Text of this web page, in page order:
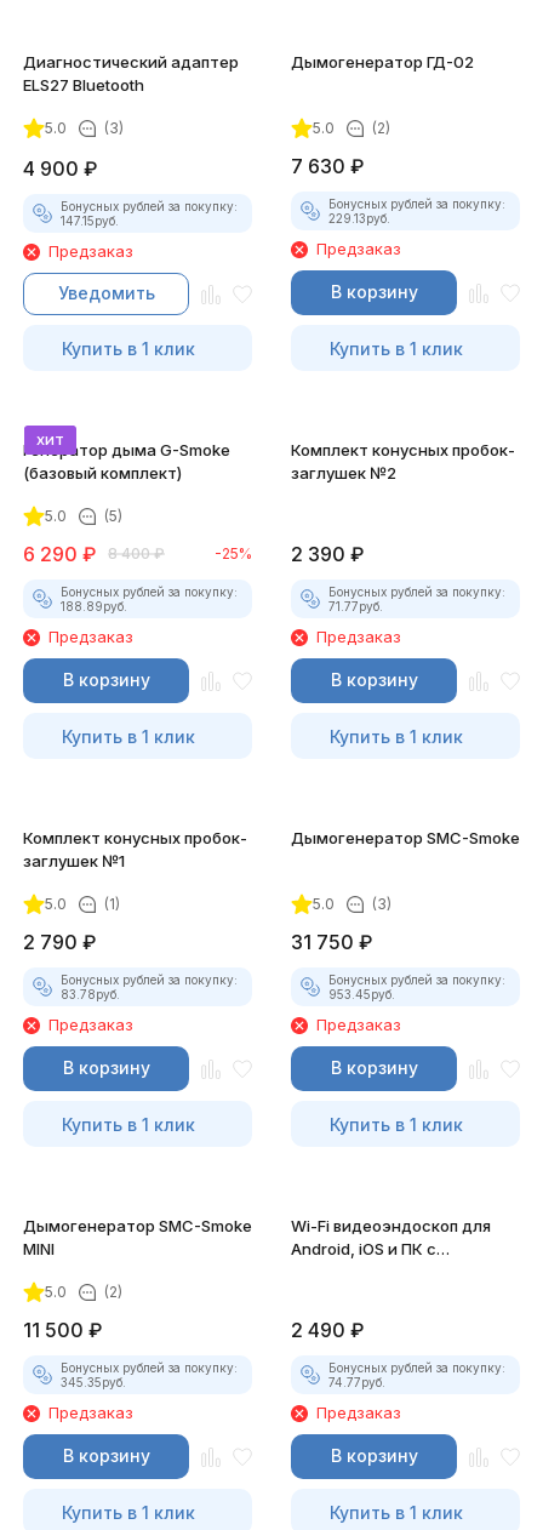
Диагностический адаптер
ELS27 Bluetooth
5.0 (3)
4 900 ₽
Бонусных рублей за покупку:
147.15руб.
Предзаказ
Уведомить
Купить в 1 клик
Дымогенератор ГД-02
5.0 (2)
7 630 ₽
Бонусных рублей за покупку:
229.13руб.
Предзаказ
В корзину
Купить в 1 клик
хит
Генератор дыма G-Smoke
(базовый комплект)
5.0 (5)
6 290 ₽ 8 400 ₽ -25%
Бонусных рублей за покупку:
188.89руб.
Предзаказ
В корзину
Купить в 1 клик
Комплект конусных пробок-
заглушек №2
2 390 ₽
Бонусных рублей за покупку:
71.77руб.
Предзаказ
В корзину
Купить в 1 клик
Комплект конусных пробок-
заглушек №1
5.0 (1)
2 790 ₽
Бонусных рублей за покупку:
83.78руб.
Предзаказ
В корзину
Купить в 1 клик
Дымогенератор SMC-Smoke
5.0 (3)
31 750 ₽
Бонусных рублей за покупку:
953.45руб.
Предзаказ
В корзину
Купить в 1 клик
Дымогенератор SMC-Smoke
MINI
5.0 (2)
11 500 ₽
Бонусных рублей за покупку:
345.35руб.
Предзаказ
В корзину
Купить в 1 клик
Wi-Fi видеоэндоскоп для
Android, iOS и ПК с
2 490 ₽
Бонусных рублей за покупку:
74.77руб.
Предзаказ
В корзину
Купить в 1 клик